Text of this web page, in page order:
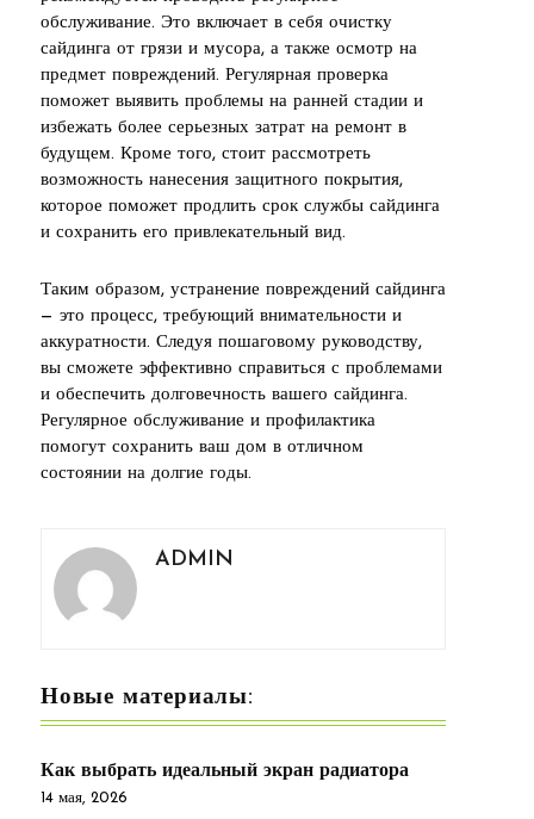
обслуживание. Это включает в себя очистку
сайдинга от грязи и мусора, а также осмотр на
предмет повреждений. Регулярная проверка
поможет выявить проблемы на ранней стадии и
избежать более серьезных затрат на ремонт в
будущем. Кроме того, стоит рассмотреть
возможность нанесения защитного покрытия,
которое поможет продлить срок службы сайдинга
и сохранить его привлекательный вид.
Таким образом, устранение повреждений сайдинга
— это процесс, требующий внимательности и
аккуратности. Следуя пошаговому руководству,
вы сможете эффективно справиться с проблемами
и обеспечить долговечность вашего сайдинга.
Регулярное обслуживание и профилактика
помогут сохранить ваш дом в отличном
состоянии на долгие годы.
ADMIN
Новые материалы:
Как выбрать идеальный экран радиатора
14 мая, 2026